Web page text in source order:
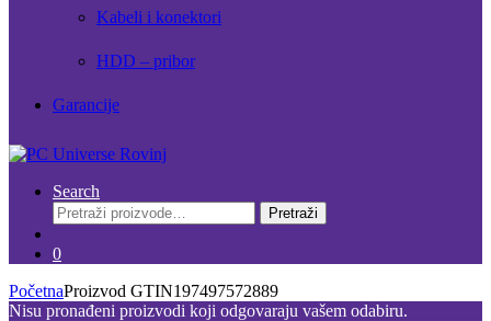
Kabeli i konektori
HDD – pribor
Garancije
Search
Pretraži:
Pretraži
0
PočetnaProizvod GTIN197497572889
Nisu pronađeni proizvodi koji odgovaraju vašem odabiru.